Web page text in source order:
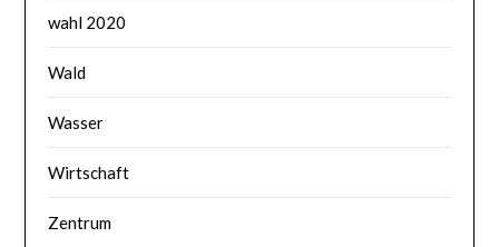
wahl 2020
Wald
Wasser
Wirtschaft
Zentrum